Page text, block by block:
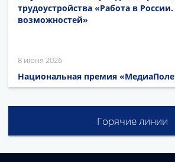
трудоустройства «Работа в
возможностей»
8 июня 2026
Национальная премия
Горячие линии